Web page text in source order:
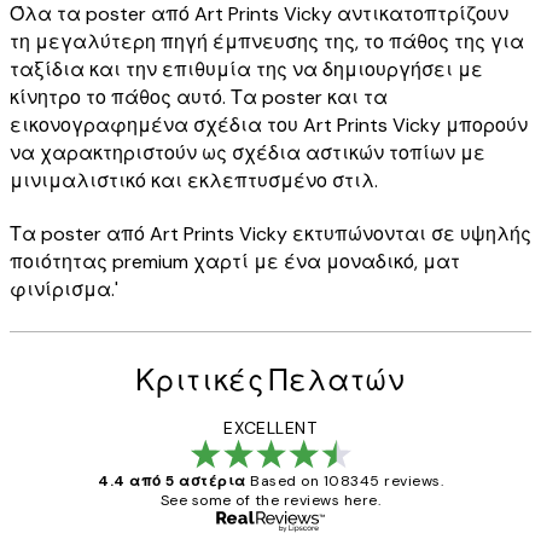
Όλα τα poster από Art Prints Vicky αντικατοπτρίζουν
τη μεγαλύτερη πηγή έμπνευσης της, το πάθος της για
ταξίδια και την επιθυμία της να δημιουργήσει με
κίνητρο το πάθος αυτό. Τα poster και τα
εικονογραφημένα σχέδια του Art Prints Vicky μπορούν
να χαρακτηριστούν ως σχέδια αστικών τοπίων με
μινιμαλιστικό και εκλεπτυσμένο στιλ.
Τα poster από Art Prints Vicky εκτυπώνονται σε υψηλής
ποιότητας premium χαρτί με ένα μοναδικό, ματ
φινίρισμα.'
Κριτικές Πελατών
EXCELLENT
4.4 από 5 αστέρια Based on 108345 reviews.
See some of the reviews here.